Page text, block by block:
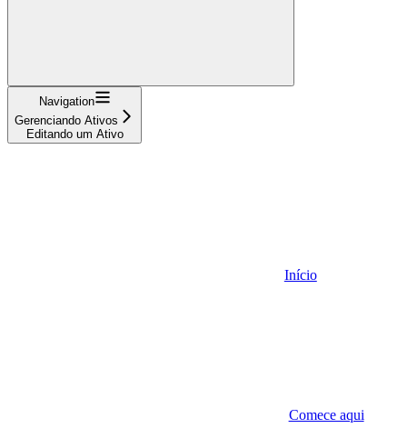
Navigation
Gerenciando Ativos
Editando um Ativo
Início
Comece aqui